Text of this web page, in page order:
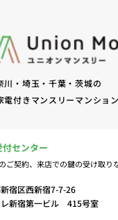
オーナー様の管理（8）サ
9）サービスの改善のため
基づき、当ウェブサイトの
の個人情報について、調査
以下「提携事業者等」といい
る個人情報と当社から取得す
、お客様の当ウェブサイトの
析、広告の効果測定およびそ
川・埼玉・千葉・茨城の
電付きマンスリーマンション
センター
ご契約、来店での鍵の受け取り
宿区西新宿7-7-26
レ新宿第一ビル 415号室